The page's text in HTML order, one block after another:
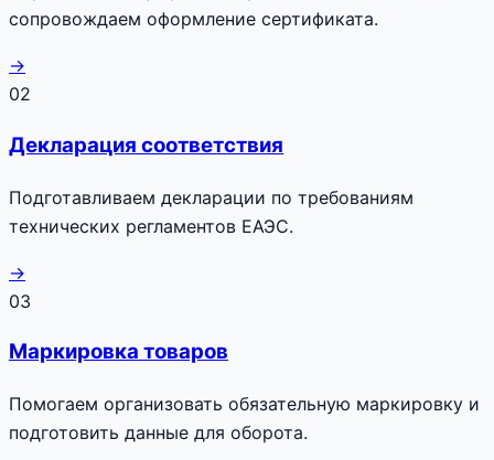
сопровождаем оформление сертификата.
→
02
Декларация соответствия
Подготавливаем декларации по требованиям
технических регламентов ЕАЭС.
→
03
Маркировка товаров
Помогаем организовать обязательную маркировку и
подготовить данные для оборота.